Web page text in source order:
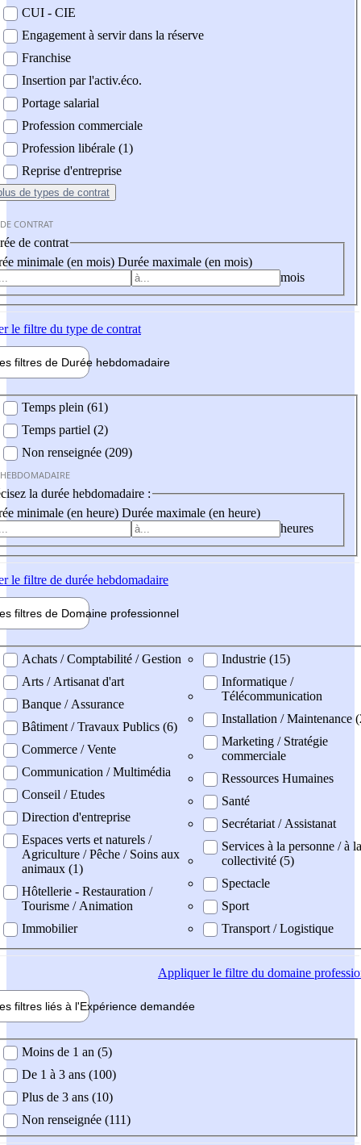
CUI - CIE
Engagement à servir dans la réserve
Franchise
Insertion par l'activ.éco.
Portage salarial
Profession commerciale
Profession libérale (1)
Reprise d'entreprise
de types de contrat
CONTRAT
de contrat
minimale (en mois) Durée maximale (en mois)
mois
le filtre du type de contrat
filtres de Durée hebdomadaire
Temps plein (61)
Temps partiel (2)
Non renseignée (209)
la durée hebdomadaire :
minimale (en heure) Durée maximale (en heure)
heures
le filtre de durée hebdomadaire
filtres de Domaine professionnel
professionel
Achats / Comptabilité / Gestion
Arts / Artisanat d'art
Banque / Assurance
Bâtiment / Travaux Publics (6)
Commerce / Vente
Communication / Multimédia
Conseil / Etudes
Direction d'entreprise
Espaces verts et naturels /
Agriculture / Pêche / Soins aux
animaux (1)
Hôtellerie - Restauration /
Tourisme / Animation
Immobilier
Industrie (15)
Informatique /
Télécommunication
Installation / Maintenance
Marketing / Stratégie
commerciale
Ressources Humaines
Santé
Secrétariat / Assistanat
Services à la personne / à la
collectivité (5)
Spectacle
Sport
Transport / Logistique
Appliquerle filtre du domaine
filtres liés à l'Expérience demandée
demandée
Moins de 1 an (5)
De 1 à 3 ans (100)
Plus de 3 ans (10)
Non renseignée (111)